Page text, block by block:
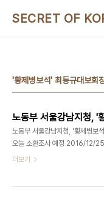
SECRET OF
'황제병보석' 최등규대보회
노동부 서울강남지청, '황제병보
오늘 소환조사 예정 2016/12/
기] - [삭제로 다시올림]'황제병보
더보기